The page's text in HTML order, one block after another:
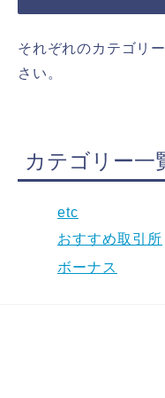
それぞれのカテゴリ
さい。
カテゴリー一
etc
おすすめ取引所
ボーナス